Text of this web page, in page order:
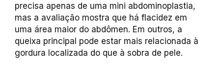
precisa apenas de uma mini abdominoplastia,
mas a avaliação mostra que há flacidez em
uma área maior do abdômen. Em outros, a
queixa principal pode estar mais relacionada à
gordura localizada do que à sobra de pele.